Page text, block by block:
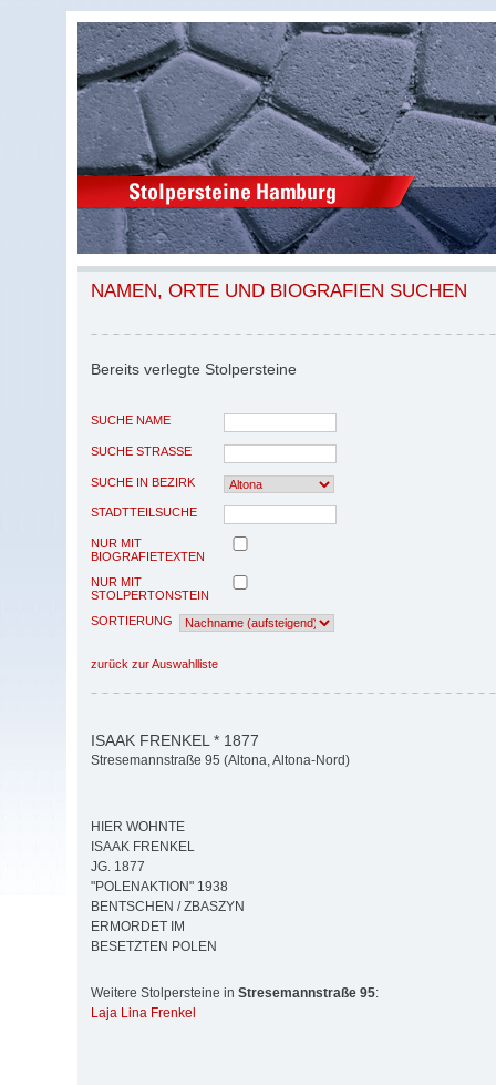
NAMEN, ORTE UND BIOGRAFIEN SUCHEN
Bereits verlegte Stolpersteine
SUCHE NAME
SUCHE STRASSE
SUCHE IN BEZIRK
STADTTEILSUCHE
NUR MIT
BIOGRAFIETEXTEN
NUR MIT
STOLPERTONSTEIN
SORTIERUNG
zurück zur Auswahlliste
ISAAK FRENKEL * 1877
Stresemannstraße 95 (Altona, Altona-Nord)
HIER WOHNTE
ISAAK FRENKEL
JG. 1877
"POLENAKTION" 1938
BENTSCHEN / ZBASZYN
ERMORDET IM
BESETZTEN POLEN
Weitere Stolpersteine in Stresemannstraße 95:
Laja Lina Frenkel